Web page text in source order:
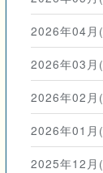
2026年04月
2026年03月
2026年02月
2026年01月
2025年12月